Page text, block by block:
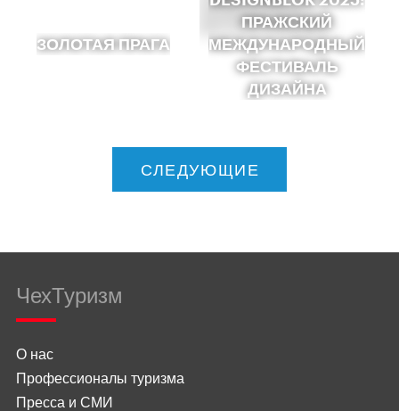
ЗОЛОТАЯ ПРАГА
ПРАЖСКИЙ
МЕЖДУНАРОДНЫЙ
ФЕСТИВАЛЬ
ДИЗАЙНА
СЛЕДУЮЩИЕ
ЧехТуризм
О нас
Профессионалы туризма
Пресса и СМИ